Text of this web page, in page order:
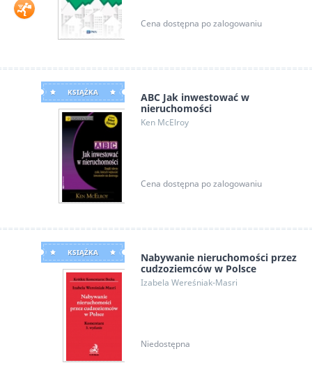
Cena dostępna po zalogowaniu
KSIĄŻKA
ABC Jak inwestować w
nieruchomości
Ken McElroy
Cena dostępna po zalogowaniu
KSIĄŻKA
Nabywanie nieruchomości przez
cudzoziemców w Polsce
Izabela Wereśniak-Masri
Niedostępna